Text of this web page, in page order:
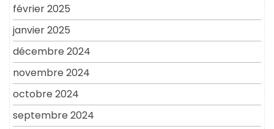
février 2025
janvier 2025
décembre 2024
novembre 2024
octobre 2024
septembre 2024